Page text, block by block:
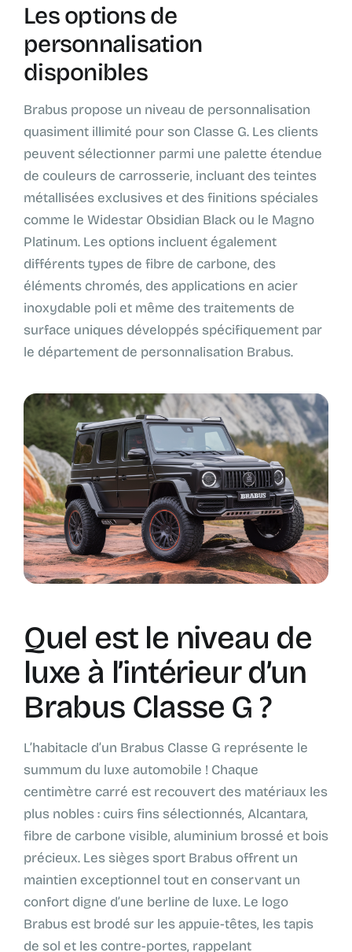
Les options de
personnalisation
disponibles
Brabus propose un niveau de personnalisation
quasiment illimité pour son Classe G. Les clients
peuvent sélectionner parmi une palette étendue
de couleurs de carrosserie, incluant des teintes
métallisées exclusives et des finitions spéciales
comme le Widestar Obsidian Black ou le Magno
Platinum. Les options incluent également
différents types de fibre de carbone, des
éléments chromés, des applications en acier
inoxydable poli et même des traitements de
surface uniques développés spécifiquement par
le département de personnalisation Brabus.
Quel est le niveau de
luxe à l’intérieur d’un
Brabus Classe G ?
L’habitacle d’un Brabus Classe G représente le
summum du luxe automobile ! Chaque
centimètre carré est recouvert des matériaux les
plus nobles : cuirs fins sélectionnés, Alcantara,
fibre de carbone visible, aluminium brossé et bois
précieux. Les sièges sport Brabus offrent un
maintien exceptionnel tout en conservant un
confort digne d’une berline de luxe. Le logo
Brabus est brodé sur les appuie-têtes, les tapis
de sol et les contre-portes, rappelant